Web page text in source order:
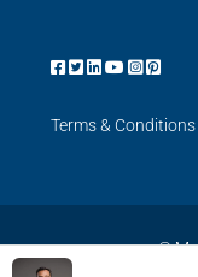
Terms & Conditions
©